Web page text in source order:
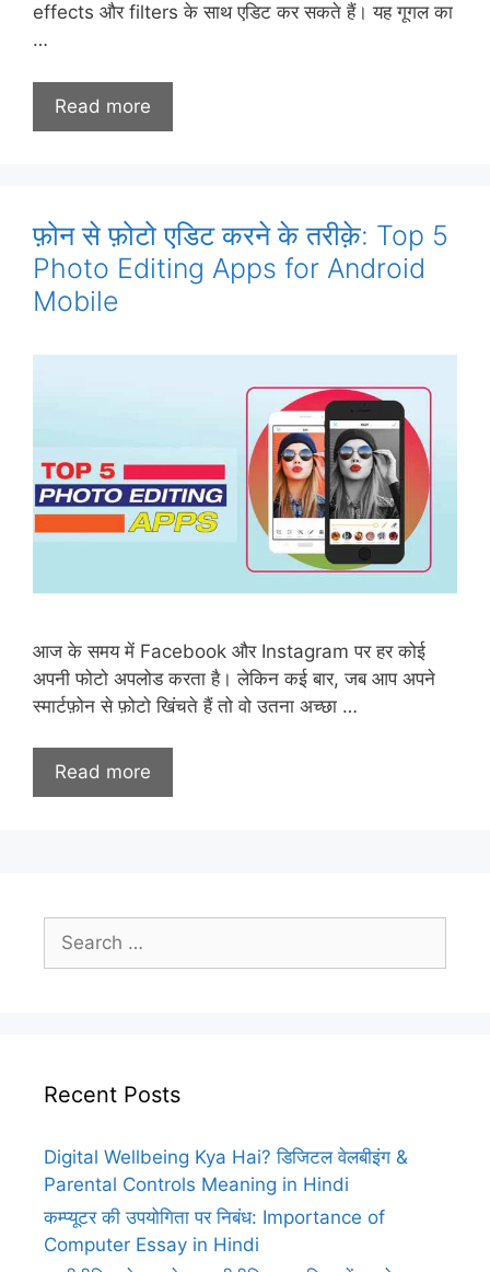
effects और filters के साथ एडिट कर सकते हैं। यह गूगल का
…
Read more
फ़ोन से फ़ोटो एडिट करने के तरीक़े: Top 5
Photo Editing Apps for Android
Mobile
आज के समय में Facebook और Instagram पर हर कोई
अपनी फोटो अपलोड करता है। लेकिन कई बार, जब आप अपने
स्मार्टफ़ोन से फ़ोटो खिंचते हैं तो वो उतना अच्छा …
Read more
Search
for:
Recent Posts
Digital Wellbeing Kya Hai? डिजिटल वेलबीइंग &
Parental Controls Meaning in Hindi
कम्प्यूटर की उपयोगिता पर निबंध: Importance of
Computer Essay in Hindi